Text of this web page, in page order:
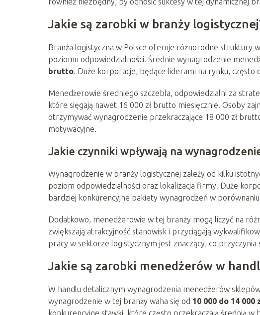
Jakie są zarobki w branży
Branża logistyczna w Polsce oferuje różnorodne struktury
poziomu odpowiedzialności. Średnie wynagrodzenie
brutto . Duże korporacje, będące liderami na rynku,
Menedżerowie średniego szczebla, odpowiedzialni za
które sięgają nawet 16 000 zł brutto miesięcznie. Osoby
otrzymywać wynagrodzenie przekraczające 18 000 zł
motywacyjne.
Jakie czynniki wpływają na
Wynagrodzenie w branży logistycznej zależy od kilku
poziom odpowiedzialności oraz lokalizacja firmy. Duże
bardziej konkurencyjne pakiety wynagrodzeń w
Dodatkowo, menedżerowie w tej branży mogą liczyć na
zwiększają atrakcyjność stanowisk i przyciągają
pracy w sektorze logistycznym jest znaczący, co
Jakie są zarobki menedżerów w
W handlu detalicznym wynagrodzenia menedżerów
wynagrodzenie w tej branży waha się od 10 000 do 14
konkurencyjne stawki, które często przekraczają średnią w